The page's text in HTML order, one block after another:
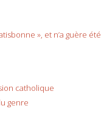
», et n’a guère été
catholique
genre